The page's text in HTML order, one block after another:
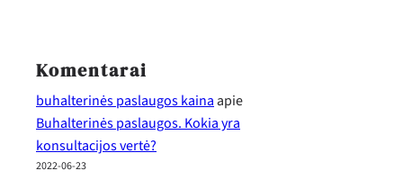
Komentarai
buhalterinės paslaugos kainaapie
Buhalterinės paslaugos. Kokia yra
konsultacijos vertė?
2022-06-23